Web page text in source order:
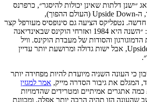
״ישנן דלתות שאינן יכולות להיסגר״, כרפרנס
, ה-Upside Down ( העולם ההפוך),
חדשה. נטפליקס הציעה גם סינופסיס מעורפל קצר
: ״השנה היא ואזרחי הוקינס שבאינדיאנה
הדמוגורגון והסודות של מעבדת הוקינס. וויל
אבל ישות גדולה ומרושעת יותר עדיין
.
כי העונה השניה מיועדת להיות מפחידה יותר
המגלם את גיבור הסדרה מייק, אמר למגזין
כמה אתגרים אמיתיים ומטרידים שהדמויות
שהעונה הזו תהיה הרבה יותר אפלה, ומכוונת